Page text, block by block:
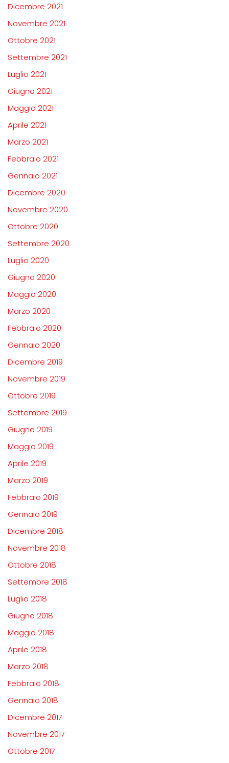
Dicembre 2021
Novembre 2021
Ottobre 2021
Settembre 2021
Luglio 2021
Giugno 2021
Maggio 2021
Aprile 2021
Marzo 2021
Febbraio 2021
Gennaio 2021
Dicembre 2020
Novembre 2020
Ottobre 2020
Settembre 2020
Luglio 2020
Giugno 2020
Maggio 2020
Marzo 2020
Febbraio 2020
Gennaio 2020
Dicembre 2019
Novembre 2019
Ottobre 2019
Settembre 2019
Giugno 2019
Maggio 2019
Aprile 2019
Marzo 2019
Febbraio 2019
Gennaio 2019
Dicembre 2018
Novembre 2018
Ottobre 2018
Settembre 2018
Luglio 2018
Giugno 2018
Maggio 2018
Aprile 2018
Marzo 2018
Febbraio 2018
Gennaio 2018
Dicembre 2017
Novembre 2017
Ottobre 2017